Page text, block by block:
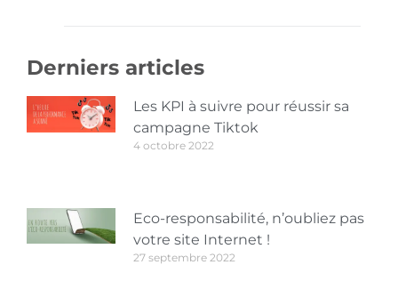
Derniers articles
Les KPI à suivre pour réussir sa
campagne Tiktok
4 octobre 2022
Eco-responsabilité, n’oubliez pas
votre site Internet !
27 septembre 2022